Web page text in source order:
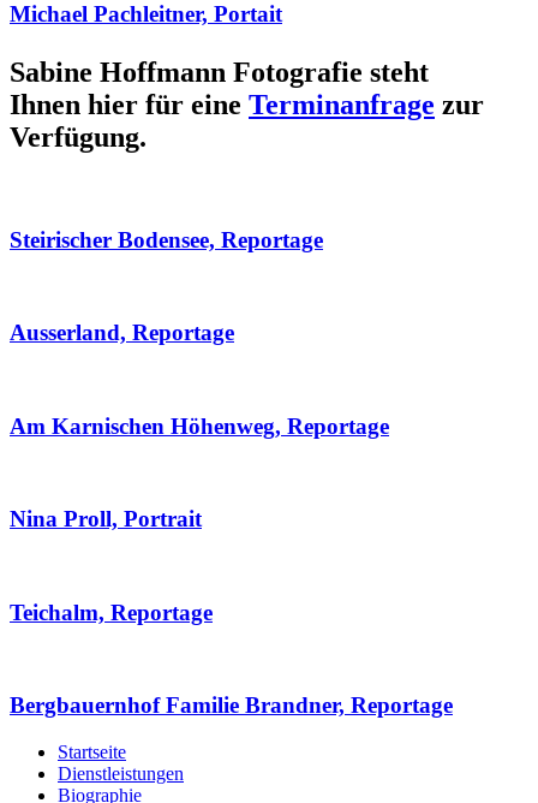
Michael Pachleitner, Portait
Sabine Hoffmann Fotografie steht
Ihnen hier für eine Terminanfrage zur
Verfügung.
Steirischer Bodensee, Reportage
Ausserland, Reportage
Am Karnischen Höhenweg, Reportage
Nina Proll, Portrait
Teichalm, Reportage
Bergbauernhof Familie Brandner, Reportage
Startseite
Dienstleistungen
Biographie